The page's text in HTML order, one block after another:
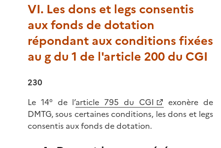
VI. Les dons et legs consentis
aux fonds de dotation
répondant aux conditions fixées
au g du 1 de l'article 200 du CGI
230
Le 14° de l’article 795 du CGI
exonère de
DMTG, sous certaines conditions, les dons et legs
consentis aux fonds de dotation.